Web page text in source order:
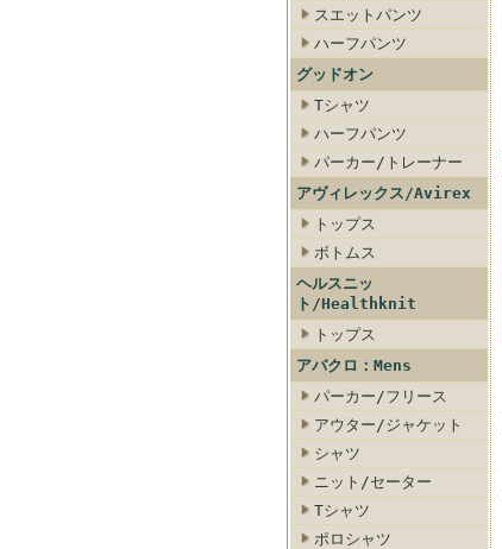
スエットパンツ
ハーフパンツ
グッドオン
Tシャツ
ハーフパンツ
パーカー/トレーナー
アヴィレックス/Avirex
トップス
ボトムス
ヘルスニッ
ト/Healthknit
トップス
アバクロ：Mens
パーカー/フリース
アウター/ジャケット
シャツ
ニット/セーター
Tシャツ
ポロシャツ